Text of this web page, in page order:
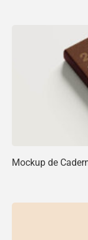
Mockup de